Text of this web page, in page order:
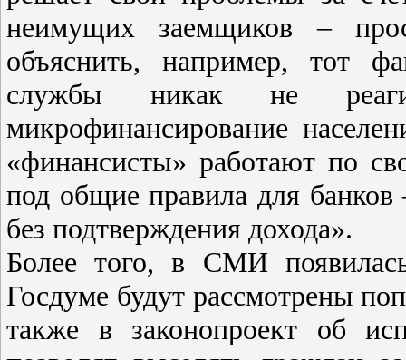
неимущих заемщиков –
объяснить, например, тот
службы никак не
микрофинансирование
«финансисты» работают по
под общие правила для
без подтверждения дохода».
Более того, в СМИ
Госдуме будут рассмотрены
также в законопроект об